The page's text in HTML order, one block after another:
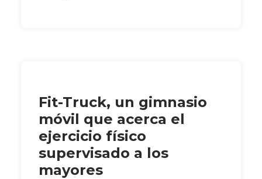
Fit-Truck, un gimnasio
móvil que acerca el
ejercicio físico
supervisado a los
mayores